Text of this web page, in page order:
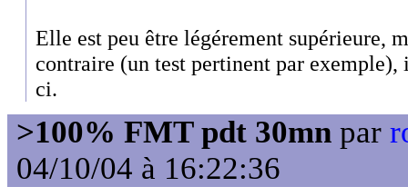
Elle est peu être légérement supérieure,
contraire (un test pertinent par
ci.
>100% FMT pdt 30mn par
04/10/04 à 16:22:36